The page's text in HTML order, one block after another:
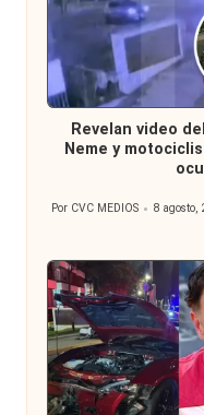
Publicada
en
Revelan video
Neme y
Por CVC MEDIOS 8 agosto,